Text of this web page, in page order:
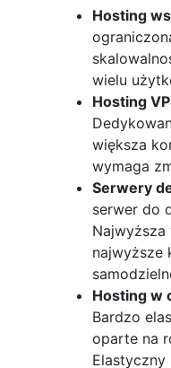
Hosting
wielu
Hosting
większa
wymaga
Serwery
serwer do
najwyższe
Hosting w
Bardzo
oparte na